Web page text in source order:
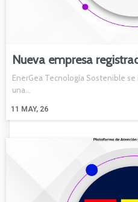
Nueva empresa
11 MAY, 26
EnerGea Tecnología Sostenible se
una…